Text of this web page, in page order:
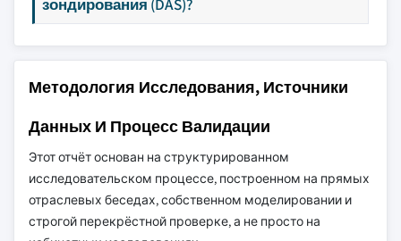
Методология Исследования, Источники
Данных И Процесс Валидации
Этот отчёт основан на структурированном
исследовательском процессе, построенном на прямых
отраслевых беседах, собственном моделировании и
строгой перекрёстной проверке, а не просто на